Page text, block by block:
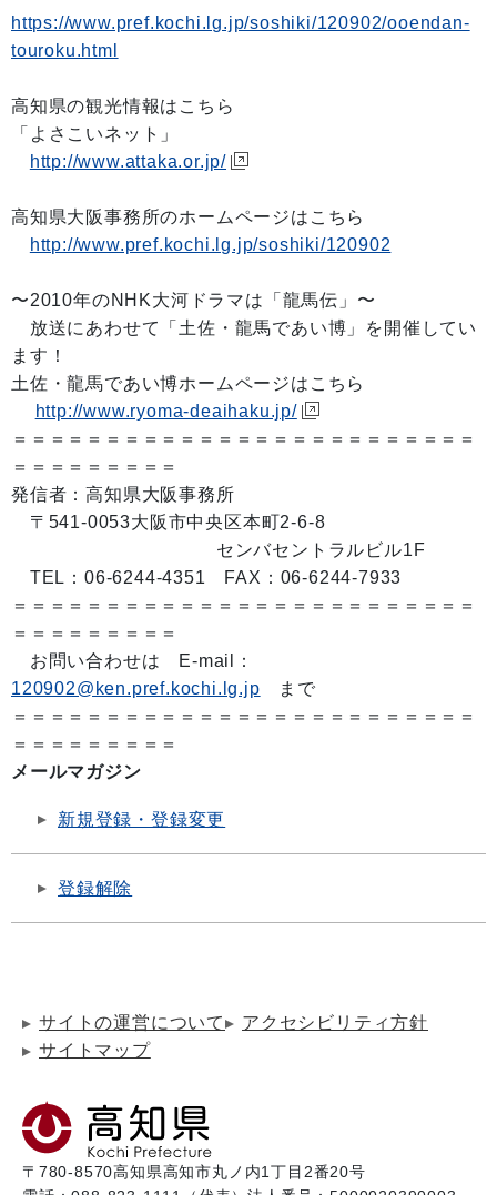
https://www.pref.kochi.lg.jp/soshiki/120902/ooendan-
touroku.html
高知県の観光情報はこちら
「よさこいネット」
http://www.attaka.or.jp/
高知県大阪事務所のホームページはこちら
http://www.pref.kochi.lg.jp/soshiki/120902
〜2010年のNHK大河ドラマは「龍馬伝」〜
放送にあわせて「土佐・龍馬であい博」を開催してい
ます！
土佐・龍馬であい博ホームページはこちら
http://www.ryoma-deaihaku.jp/
＝＝＝＝＝＝＝＝＝＝＝＝＝＝＝＝＝＝＝＝＝＝＝＝＝
＝＝＝＝＝＝＝＝＝
発信者：高知県大阪事務所
〒541-0053大阪市中央区本町2-6-8
センバセントラルビル1F
TEL：06-6244-4351 FAX：06-6244-7933
＝＝＝＝＝＝＝＝＝＝＝＝＝＝＝＝＝＝＝＝＝＝＝＝＝
＝＝＝＝＝＝＝＝＝
お問い合わせは E-mail：
120902@ken.pref.kochi.lg.jp まで
＝＝＝＝＝＝＝＝＝＝＝＝＝＝＝＝＝＝＝＝＝＝＝＝＝
＝＝＝＝＝＝＝＝＝
メールマガジン
新規登録・登録変更
登録解除
サイトの運営について
アクセシビリティ方針
サイトマップ
〒780-8570高知県高知市丸ノ内1丁目2番20号